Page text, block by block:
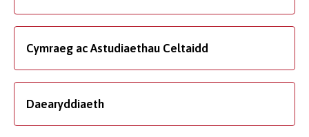
Cymraeg ac Astudiaethau Celtaidd
Daearyddiaeth